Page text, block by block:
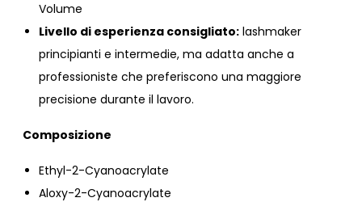
Volume
Livello di esperienza consigliato: lashmaker
principianti e intermedie, ma adatta anche a
professioniste che preferiscono una maggiore
precisione durante il lavoro.
Composizione
Ethyl-2-Cyanoacrylate
Aloxy-2-Cyanoacrylate